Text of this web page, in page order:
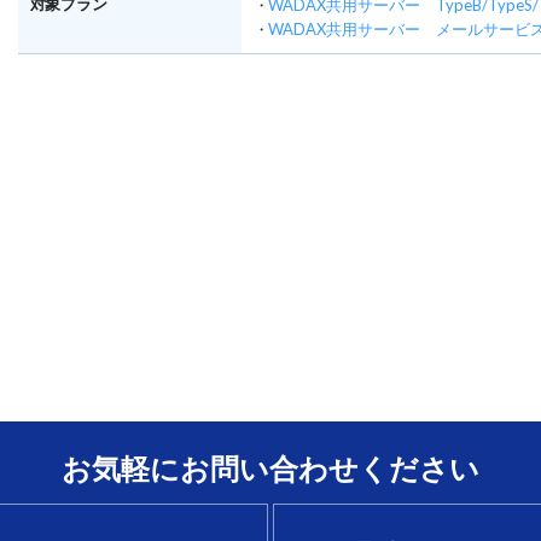
対象プラン ・WADAX共用サーバー TypeB/
・WADAX共用サーバー メールサービ
お気軽にお問い合わせください